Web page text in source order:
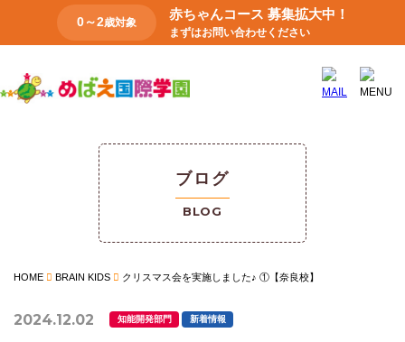
0～2歳対象
赤ちゃんコース 募集拡大中！
まずはお問い合わせください
ブログ
BLOG
HOME BRAIN KIDS クリスマス会を実施しました♪ ①【奈良校】
2024.12.02 知能開発部門 新着情報